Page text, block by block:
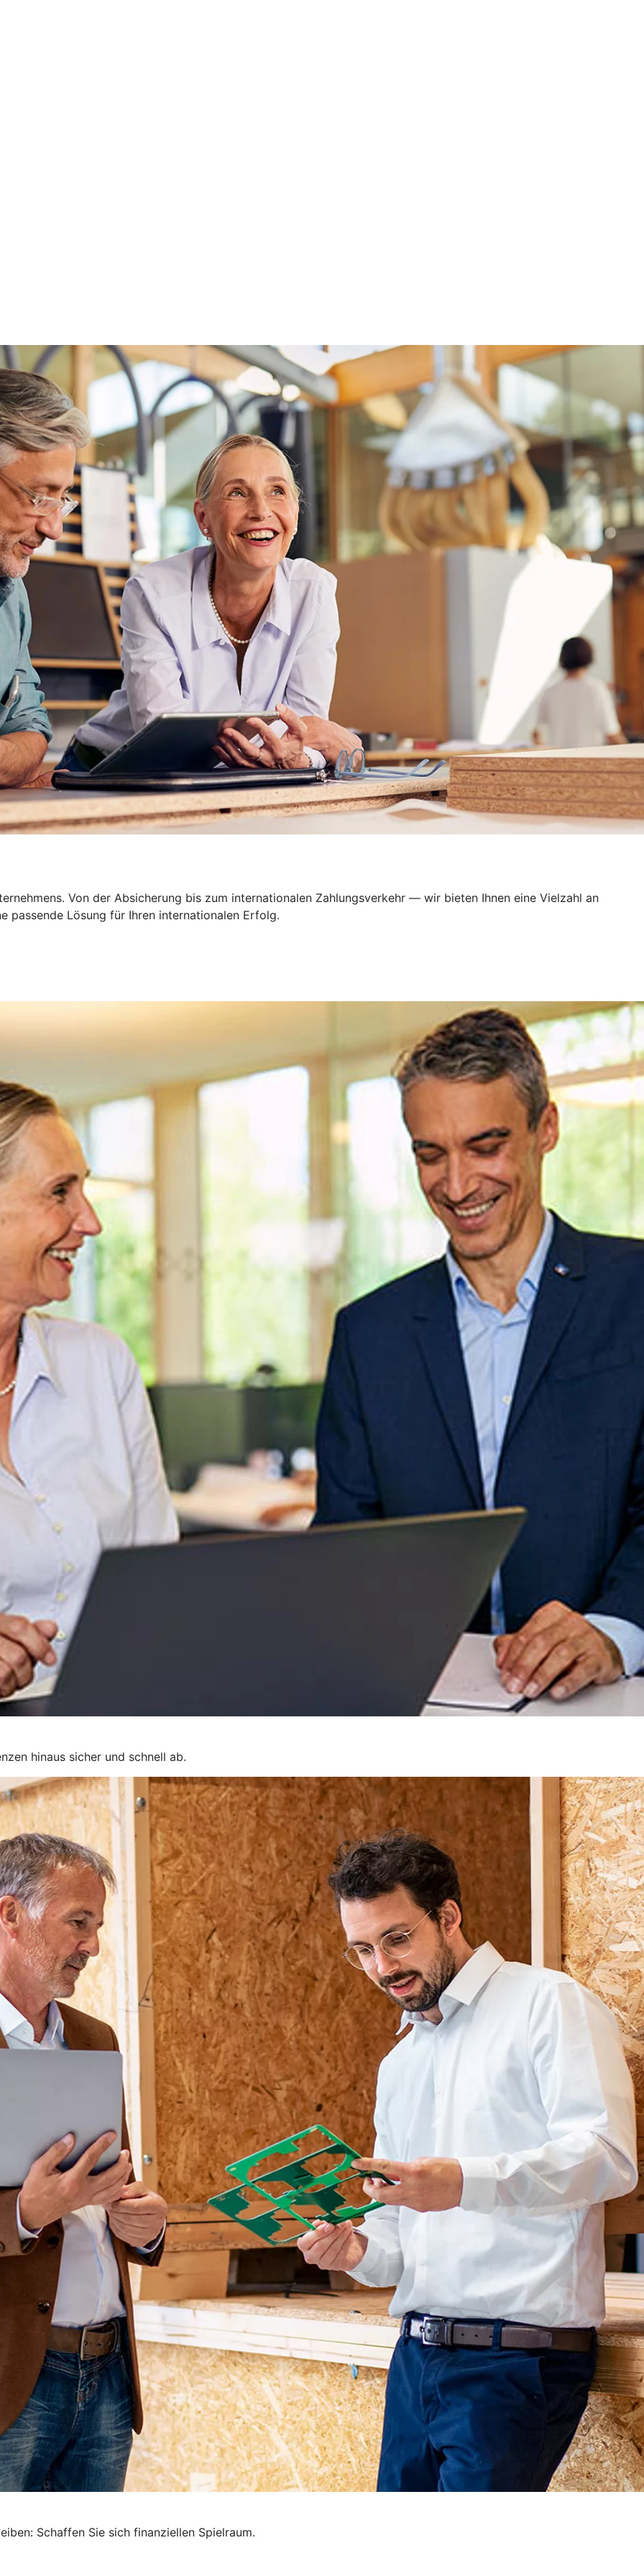
Von der Absicherung bis zum internationalen Zahlungsverkehr — wir bieten Ihnen eine Vielzahl an
passende Lösung für Ihren internationalen Erfolg.
hinaus sicher und schnell ab.
Schaffen Sie sich finanziellen Spielraum.